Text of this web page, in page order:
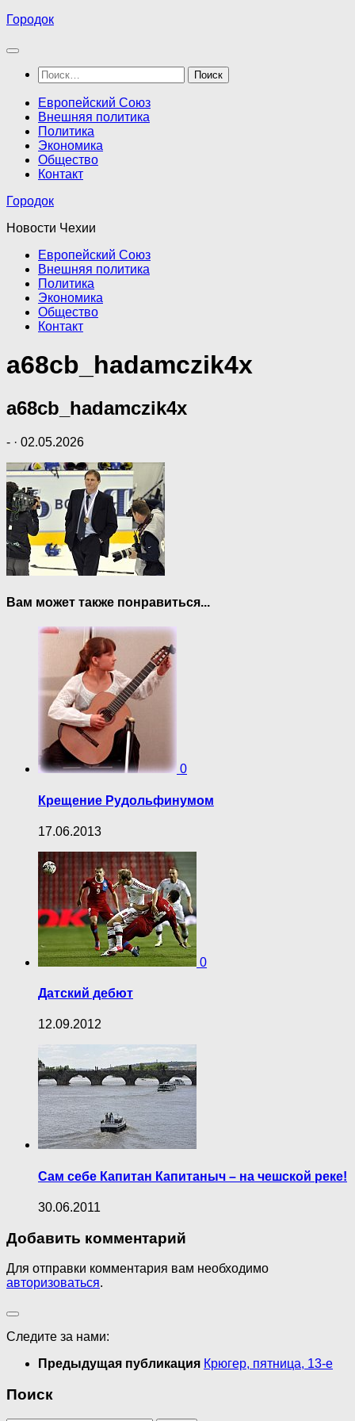
Перейти
содержимому
Городок
Найти:
Европейский Союз
Внешняя политика
Политика
Экономика
Общество
Контакт
Городок
Новости Чехии
Европейский Союз
Внешняя политика
Политика
Экономика
Общество
Контакт
a68cb_hadamczik4x
a68cb_hadamczik4x
- · 02.05.2026
Вам может также понравиться...
0
Крещение Рудольфинумом
17.06.2013
0
Датский дебют
12.09.2012
Сам себе Капитан Капитаныч – на чешской реке!
30.06.2011
Добавить комментарий
Для отправки комментария вам необходимо
авторизоваться.
Следите за нами:
Предыдущая публикация Крюгер, пятница, 13-е
Поиск